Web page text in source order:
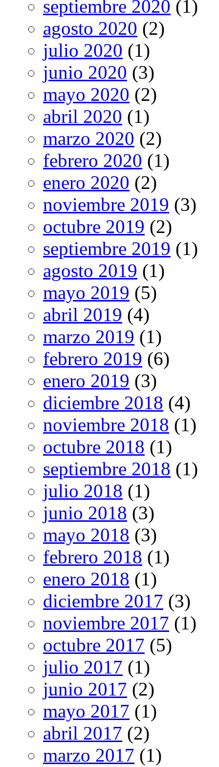
septiembre 2020 (1)
agosto 2020 (2)
julio 2020 (1)
junio 2020 (3)
mayo 2020 (2)
abril 2020 (1)
marzo 2020 (2)
febrero 2020 (1)
enero 2020 (2)
noviembre 2019 (3)
octubre 2019 (2)
septiembre 2019 (1)
agosto 2019 (1)
mayo 2019 (5)
abril 2019 (4)
marzo 2019 (1)
febrero 2019 (6)
enero 2019 (3)
diciembre 2018 (4)
noviembre 2018 (1)
octubre 2018 (1)
septiembre 2018 (1)
julio 2018 (1)
junio 2018 (3)
mayo 2018 (3)
febrero 2018 (1)
enero 2018 (1)
diciembre 2017 (3)
noviembre 2017 (1)
octubre 2017 (5)
julio 2017 (1)
junio 2017 (2)
mayo 2017 (1)
abril 2017 (2)
marzo 2017 (1)